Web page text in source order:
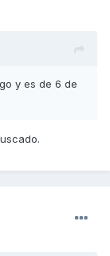
y es de 6 de